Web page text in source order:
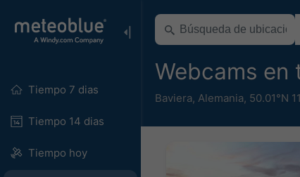
Tiempo 7 dias
Tiempo 14 dias
Tiempo hoy
Webcams
Baviera, Alemania, 50.01°N